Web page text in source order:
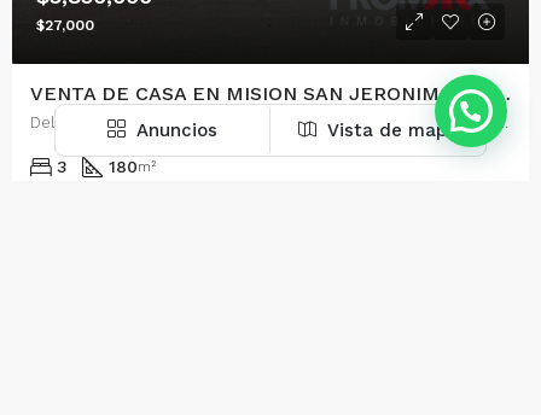
$27,000
VENTA DE CASA EN MISION SAN JERONIMO, QUERETARO
Delegación Epigmenio González, La Purísima, Municipio de Querétaro, Querétaro, 76146, México
3 180m²
Anuncios Vista de mapa